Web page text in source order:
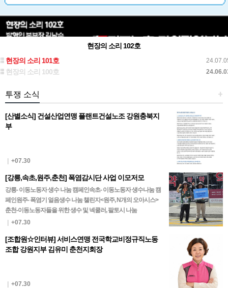
현장의 소리 102호
현장의 소리 101호
현장의 소리 100호
+
투쟁 소식
[산별소식] 건설산업연맹 플랜트건설노조 강원충북지
부
| +07.30
[강릉,속초,원주,춘천] 폭염감시단 사업 이모저모
강릉- 이동노동자 생수 나눔 캠페인속초- 이동노동자 생수나눔 캠
페인원주- 폭염기 얼음생수 나눔 챌린지<원주, N개의 오아시스>
춘천-이동노동자들을 위한 생수 및 넥쿨러, 팔토시 나눔
| +07.30
[조합원☆인터뷰] 서비스연맹 전국학교비정규직노동
조합 강원지부 김유미 춘천지회장
| +07.30